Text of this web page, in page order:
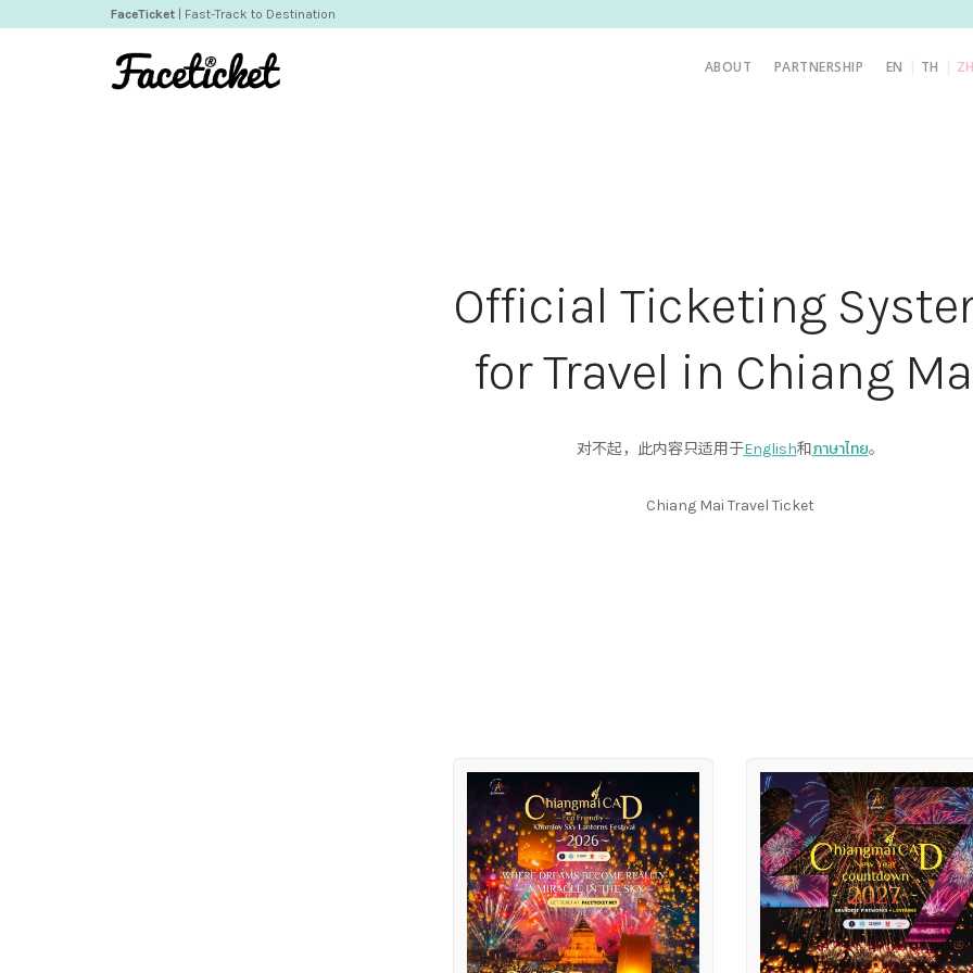
FaceTicket | Fast-Track to Destination
ABOUT PARTNERSHIP EN TH ZH
Official Ticketing
for Travel in Chiang
对不起，此内容只适用于English和ภาษาไทย。
Chiang Mai Travel Ticket